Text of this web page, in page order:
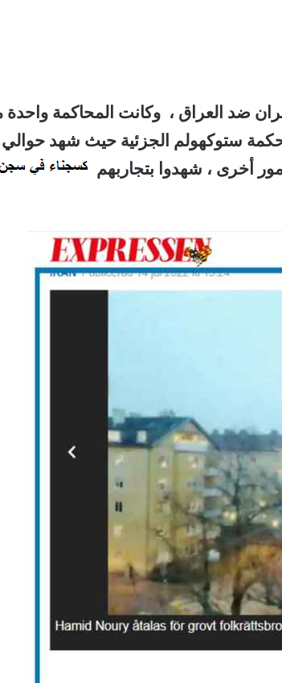
ضد العراق ، وكانت المحاكمة
السويد ، حيث استغرقت 92 يومًا في محكمة ستوكهولم الجزئية حيث شهد حوالي